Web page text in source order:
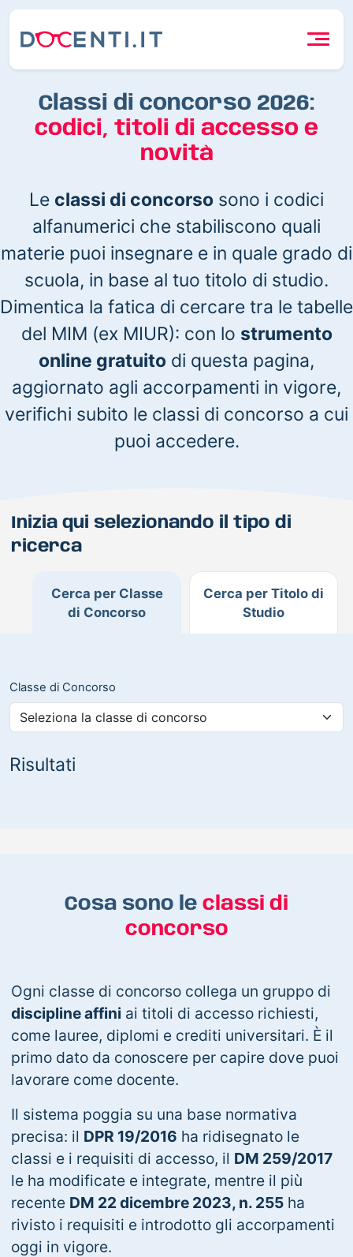
Classi di concorso 2026:
codici, titoli di accesso e
novità
Le classi di concorso sono i codici
alfanumerici che stabiliscono quali
materie puoi insegnare e in quale grado di
scuola, in base al tuo titolo di studio.
Dimentica la fatica di cercare tra le tabelle
del MIM (ex MIUR): con lo strumento
online gratuito di questa pagina,
aggiornato agli accorpamenti in vigore,
verifichi subito le classi di concorso a cui
puoi accedere.
Inizia qui selezionando il tipo di
ricerca
Cerca per Classe
di Concorso
Cerca per Titolo di
Studio
Classe di Concorso
Risultati
Cosa sono le classi di
concorso
Ogni classe di concorso collega un gruppo di
discipline affini ai titoli di accesso richiesti,
come lauree, diplomi e crediti universitari. È il
primo dato da conoscere per capire dove puoi
lavorare come docente.
Il sistema poggia su una base normativa
precisa: il DPR 19/2016 ha ridisegnato le
classi e i requisiti di accesso, il DM 259/2017
le ha modificate e integrate, mentre il più
recente DM 22 dicembre 2023, n. 255 ha
rivisto i requisiti e introdotto gli accorpamenti
oggi in vigore.